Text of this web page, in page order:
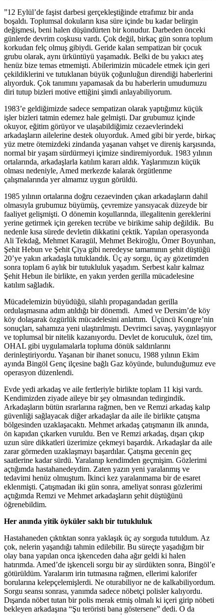
”12 Eylül’de faşist darbesi gerçekleştiğinde etrafımız bir anda
boşaldı. Toplumsal dokuların kısa süre içinde bu kadar belirgin
değişmesi, beni halen düşündürten bir konudur. Darbeden önceki
günlerde devrim coşkusu vardı. Çok değil, birkaç gün sonra toplum
korkudan felç olmuş gibiydi. Geride kalan sempatizan bir çocuk
grubu olarak, aynı ürküntüyü yaşamadık. Belki de bu yakıcı ateş
henüz bize temas etmemişti. Abilerimizin mücadele etmek için geri
çekildiklerini ve tutuklanan büyük çoğunluğun direndiği haberlerini
alıyorduk. Çok tanımını yapamasak da bu haberlerin umudumuzu
diri tutup bizleri motive ettiğini şimdi anlayabiliyorum.
1983’e geldiğimizde sadece sempatizan olarak yaptığımız küçük
işler bizleri tatmin edemez hale gelmişti. Dar grubumuz içinde
okuyor, eğitim görüyor ve ulaşabildiğimiz cezaevlerindeki
arkadaşların ailelerine destek oluyorduk. Amed gibi bir yerde, birkaç
yüz metre ötemizdeki zindanda yaşanan vahşet ve direniş karşısında,
normal bir yaşam sürdürmeyi içimize sindiremiyorduk. 1983 yılının
ortalarında, arkadaşlarla katılım kararı aldık. Yaşlarımızın küçük
olması nedeniyle, Amed merkezde kalarak örgütlenme
çalışmalarında yer almamız uygun görüldü.
1985 yılının ortalarına doğru cezaevinden çıkan arkadaşların dahil
olmasıyla grubumuz büyümüş, çevremize yansıyacak düzeyde bir
faaliyet gelişmişti. O dönemin koşullarında, illegalitenin gereklerini
yerine getirmek için gereken tecrübe ve birikime sahip değildik. Bu
nedenle kısa sürede devletin dikkatini çektik. Yapılan operasyonda
Ali Tekdağ, Mehmet Karagül, Mehmet Bekiroğlu, Ömer Boyunhan,
Şehit Hebun ve Şehit Çiya gibi neredeyse tamamının şehit düştüğü
20’ye yakın arkadaşla tutuklandık. Üç ay sorgu, üç ay gözetimden
sonra toplam 6 aylık bir tutukluluk yaşadım. Serbest kalır kalmaz
Şehit Hebun ile birlikte, en yakın yerden gerilla mücadelesine
katılım sağladık.
Mücadelemizin büyüdüğü, silahlı propagandadan gerilla
ordulaşmasına adım atıldığı bir dönemdi. Amed ve Dersim’de köy
köy dolaşarak özgürlük mücadelesini anlattım. Üçüncü Kongre’nin
sonuçları, sahamıza yeni ulaştırılmıştı. Devrimci savaş, yaygınlaşıyor
ve toplumsal bir nitelik kazanıyordu. Devlet de koruculuk, özel tim,
OHAL gibi uygulamalarla topluma dönük saldırılarını
derinleştiriyordu. Yaşanan bir ihanet sonucu, 1988 yılının Ekim
ayında Bingöl Genç ilçesine bağlı Gaz köyünde, bulunduğumuz eve
operasyon düzenlendi.
Evde yedi arkadaş ve aile fertleriyle birlikte toplam 11 kişi vardı.
Kendimizden ziyade aileye bir şey olmasından tedirgindik.
Arkadaşların bütün ısrarlarına rağmen, ben ve Remzi arkadaş kalıp
güvenliği sağlayacak diğer arkadaşlar da aile ile birlikte çatışma
bölgesinden uzaklaşacaktı. Mehmet arkadaş çatışmanın ilk anında,
ön kapıdan çıkarken vuruldu. Ben ve Remzi arkadaş, dışarı çıkıp
uzun süre dikkatleri üzerimize çekmeyi başardık. Arkadaşlar da aile
zarar görmeden uzaklaşmayı başardılar. Çatışma gecenin geç
saatlerine kadar sürdü. Yaralanıp kendimden geçmişim. Gözlerimi
açtığımda hastahanedeydim. Zaten yazın yeni yaralanmış ve
tedavimi henüz olmuştum. İkinci kez yaralanmama bir de esaret
eklenmişti. Çatışmadan iki gün sonra, ameliyat sonrası gözlerimi
açtığımda Remzi ve Mehmet arkadaşların şehit düştüğünü
öğrenebildim.
Her anında yitik öyküler saklı bir tutukluluk
Hastahaneden çıktıktan sonra yaklaşık üç ay sorguda tutuldum. Az
çok, nelerin yaşandığı tahmin edilebilir. Bu süreçte yaşadığım bir
olay bana yapılan onca işkenceden daha ağır geldi ki halen
hatırımda. Amed’de işkenceli sorgu bir ay sürdükten sonra, Bingöl’e
götürüldüm. Yaralarım irin tutmasına rağmen, ellerimi kalorifer
borularına kelepçelemişlerdi. Ne oturabiliyor ne de kalkabiliyordum.
Sorgu seansı sonrası, yanımda sadece nöbetçi polisler kalıyordu.
Dışarıda nöbet tutan bir polis merak etmiş olmalı ki içeri girip nöbeti
bekleyen arkadaşına “Şu teröristi bana göstersene” dedi. O da